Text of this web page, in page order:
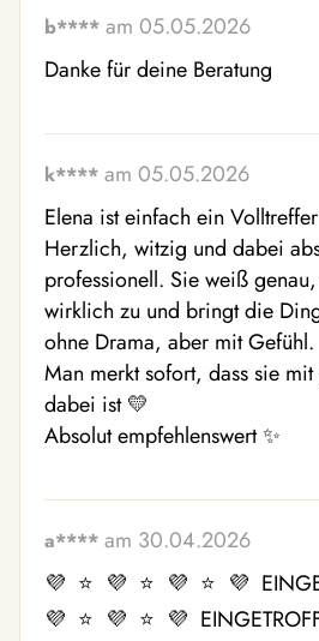
b**** am 05.05.2026
Danke für deine Beratung
k**** am 05.05.2026
Elena ist einfach ein
Herzlich, witzig und dabei
professionell. Sie weiß
wirklich zu und bringt die
ohne Drama, aber mit Gefühl.
Man merkt sofort, dass sie
dabei ist 💛
Absolut empfehlenswert ✨
a**** am 30.04.2026
💜  ⭐  💜  ⭐  💜  ⭐  💜
💜  ⭐  💜  ⭐  💜